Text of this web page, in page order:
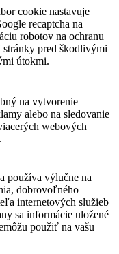
cookie nastavuje
recaptcha na
robotov na ochranu
stránky pred škodlivými
útokmi.
na vytvorenie
alebo na sledovanie
webových
používa výlučne na
dobrovoľného
internetových služieb
sa informácie uložené
použiť na vašu